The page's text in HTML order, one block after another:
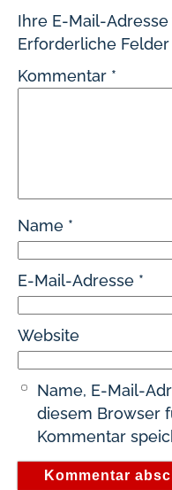
Ihre E-Mail-
Erforderliche
Kommentar *
Name *
E-Mail-Adresse *
Website
Name, E-Mail-
diesem Browser
Kommentar